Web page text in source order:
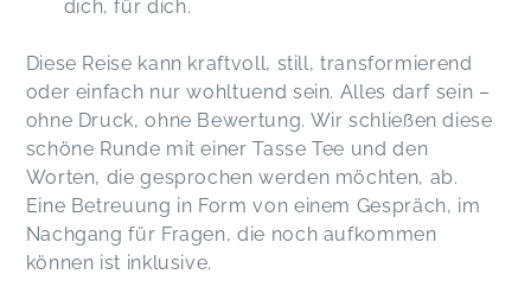
dich, für dich.
Diese Reise kann kraftvoll, still, transformierend
oder einfach nur wohltuend sein. Alles darf sein –
ohne Druck, ohne Bewertung. Wir schließen diese
schöne Runde mit einer Tasse Tee und den
Worten, die gesprochen werden möchten, ab.
Eine Betreuung in Form von einem Gespräch, im
Nachgang für Fragen, die noch aufkommen
können ist inklusive.